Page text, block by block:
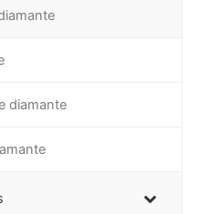
diamante